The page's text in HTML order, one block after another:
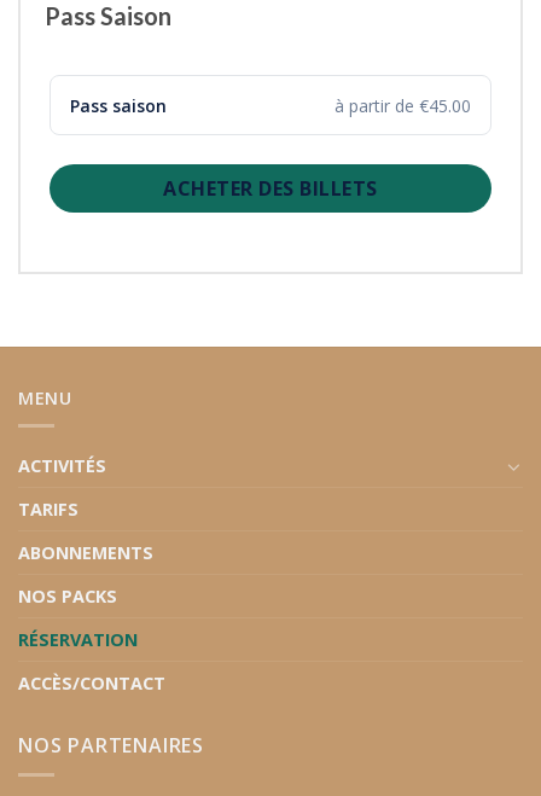
Pass Saison
Pass saison à partir de €45.00
ACHETER DES BILLETS
MENU
ACTIVITÉS
TARIFS
ABONNEMENTS
NOS PACKS
RÉSERVATION
ACCÈS/CONTACT
NOS PARTENAIRES